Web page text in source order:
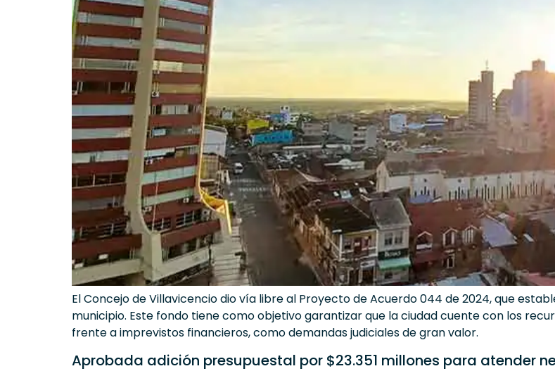
El Concejo de Villavicencio dio vía libre al Proyecto de Acuerdo 044 de 2024, que
municipio. Este fondo tiene como objetivo garantizar que la ciudad cuente con los
frente a imprevistos financieros, como demandas judiciales de gran valor.
Aprobada adición presupuestal por $23.351 millones para atender